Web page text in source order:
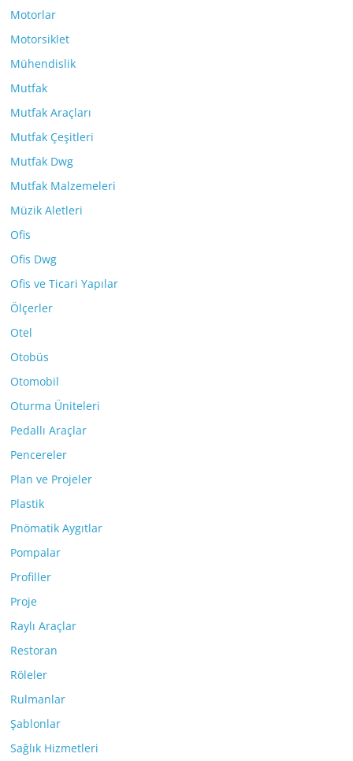
Motorlar
Motorsiklet
Mühendislik
Mutfak
Mutfak Araçları
Mutfak Çeşitleri
Mutfak Dwg
Mutfak Malzemeleri
Müzik Aletleri
Ofis
Ofis Dwg
Ofis ve Ticari Yapılar
Ölçerler
Otel
Otobüs
Otomobil
Oturma Üniteleri
Pedallı Araçlar
Pencereler
Plan ve Projeler
Plastik
Pnömatik Aygıtlar
Pompalar
Profiller
Proje
Raylı Araçlar
Restoran
Röleler
Rulmanlar
Şablonlar
Sağlık Hizmetleri